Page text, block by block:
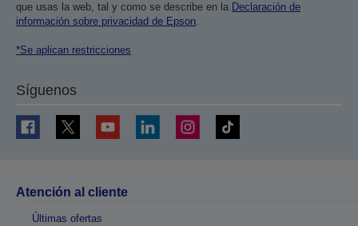
que usas la web, tal y como se describe en la Declaración de
información sobre privacidad de Epson.
*Se aplican restricciones
Síguenos
Atención al cliente
Últimas ofertas